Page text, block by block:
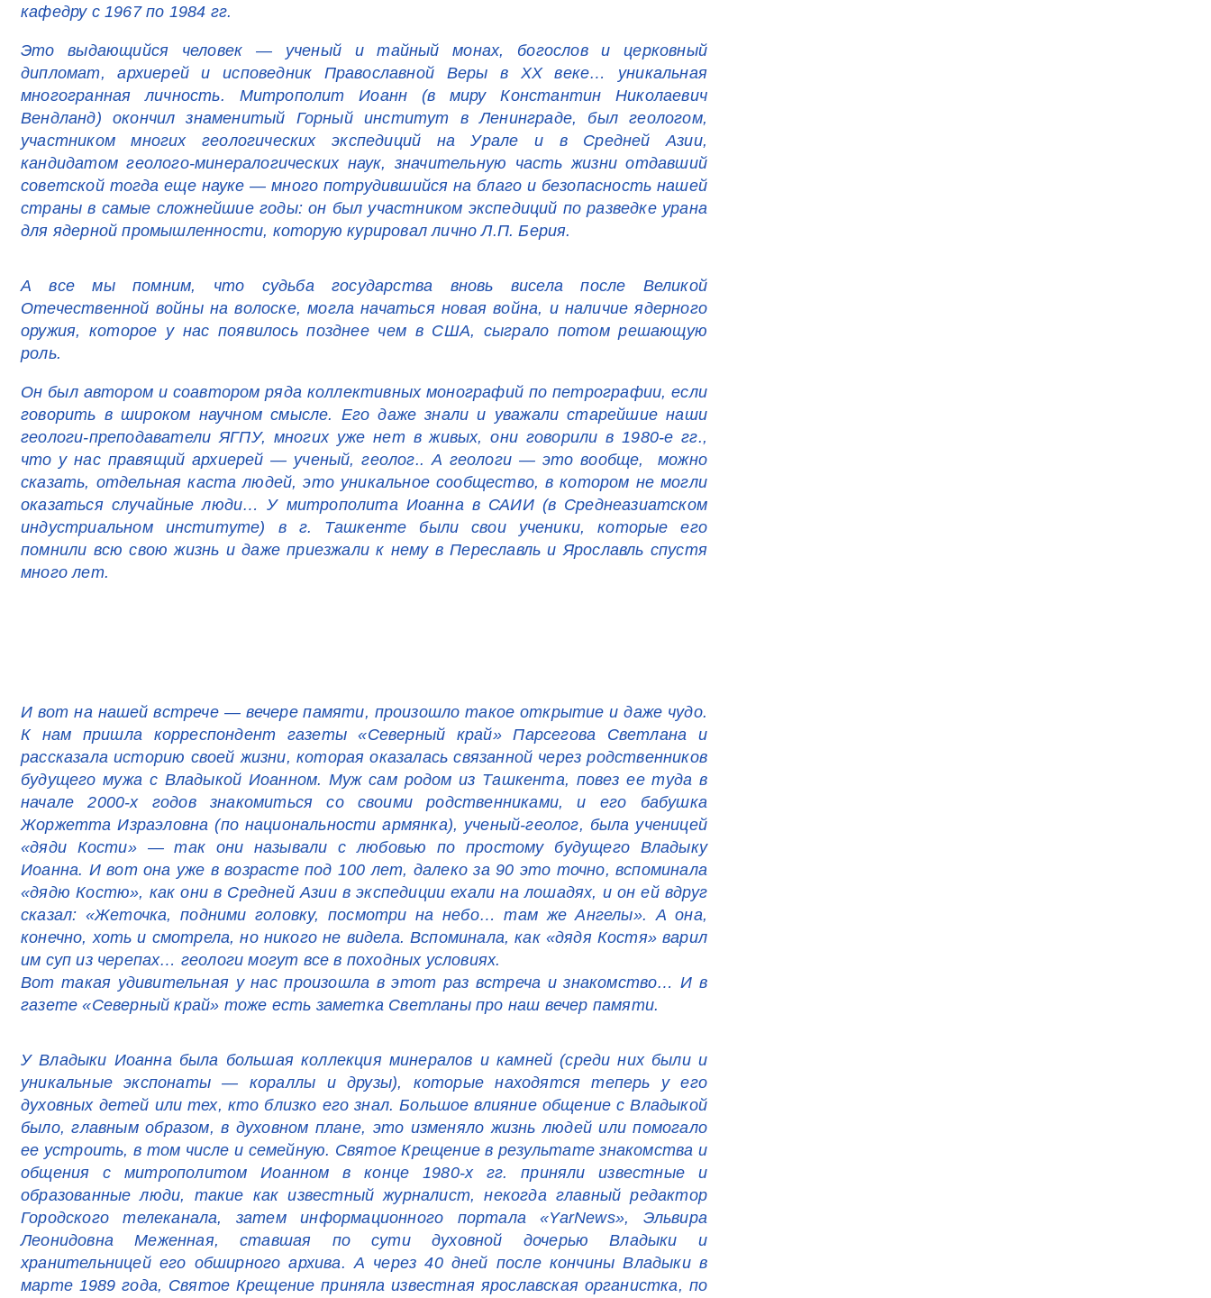
кафедру с 1967 по 1984 гг.
Это выдающийся человек — ученый и тайный монах, богослов и церковный
дипломат, архиерей и исповедник Православной Веры в ХХ веке… уникальная
многогранная личность. Митрополит Иоанн (в миру Константин Николаевич
Вендланд) окончил знаменитый Горный институт в Ленинграде, был геологом,
участником многих геологических экспедиций на Урале и в Средней Азии,
кандидатом геолого-минералогических наук, значительную часть жизни отдавший
советской тогда еще науке — много потрудившийся на благо и безопасность нашей
страны в самые сложнейшие годы: он был участником экспедиций по разведке урана
для ядерной промышленности, которую курировал лично Л.П. Берия.
А все мы помним, что судьба государства вновь висела после Великой
Отечественной войны на волоске, могла начаться новая война, и наличие ядерного
оружия, которое у нас появилось позднее чем в США, сыграло потом решающую
роль.
Он был автором и соавтором ряда коллективных монографий по петрографии, если
говорить в широком научном смысле. Его даже знали и уважали старейшие наши
геологи-преподаватели ЯГПУ, многих уже нет в живых, они говорили в 1980-е гг.,
что у нас правящий архиерей — ученый, геолог.. А геологи — это вообще, можно
сказать, отдельная каста людей, это уникальное сообщество, в котором не могли
оказаться случайные люди… У митрополита Иоанна в САИИ (в Среднеазиатском
индустриальном институте) в г. Ташкенте были свои ученики, которые его
помнили всю свою жизнь и даже приезжали к нему в Переславль и Ярославль спустя
много лет.
И вот на нашей встрече — вечере памяти, произошло такое открытие и даже чудо.
К нам пришла корреспондент газеты «Северный край» Парсегова Светлана и
рассказала историю своей жизни, которая оказалась связанной через родственников
будущего мужа с Владыкой Иоанном. Муж сам родом из Ташкента, повез ее туда в
начале 2000-х годов знакомиться со своими родственниками, и его бабушка
Жоржетта Израэловна (по национальности армянка), ученый-геолог, была ученицей
«дяди Кости» — так они называли с любовью по простому будущего Владыку
Иоанна. И вот она уже в возрасте под 100 лет, далеко за 90 это точно, вспоминала
«дядю Костю», как они в Средней Азии в экспедиции ехали на лошадях, и он ей вдруг
сказал: «Жеточка, подними головку, посмотри на небо… там же Ангелы». А она,
конечно, хоть и смотрела, но никого не видела. Вспоминала, как «дядя Костя» варил
им суп из черепах… геологи могут все в походных условиях.
Вот такая удивительная у нас произошла в этот раз встреча и знакомство… И в
газете «Северный край» тоже есть заметка Светланы про наш вечер памяти.
У Владыки Иоанна была большая коллекция минералов и камней (среди них были и
уникальные экспонаты — кораллы и друзы), которые находятся теперь у его
духовных детей или тех, кто близко его знал. Большое влияние общение с Владыкой
было, главным образом, в духовном плане, это изменяло жизнь людей или помогало
ее устроить, в том числе и семейную. Святое Крещение в результате знакомства и
общения с митрополитом Иоанном в конце 1980-х гг. приняли известные и
образованные люди, такие как известный журналист, некогда главный редактор
Городского телеканала, затем информационного портала «YarNews», Эльвира
Леонидовна Меженная, ставшая по сути духовной дочерью Владыки и
хранительницей его обширного архива. А через 40 дней после кончины Владыки в
марте 1989 года, Святое Крещение приняла известная ярославская органистка, по